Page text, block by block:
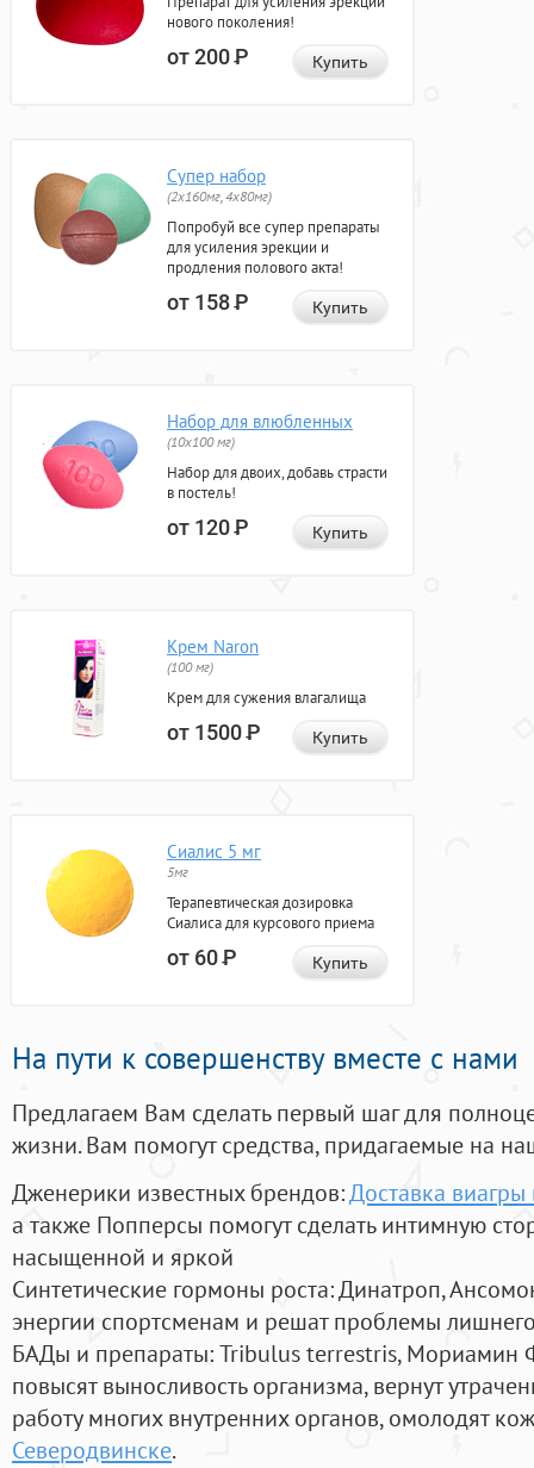
нового поколения!
от 200Р Купить
Супер набор
(2х160мг, 4х80мг)
Попробуй все супер препараты
для усиления эрекции и
продления полового акта!
от 158Р Купить
Набор для влюбленных
(10х100 мг)
Набор для двоих, добавь страсти
в постель!
от 120Р Купить
Крем Naron
(100 мг)
Крем для сужения влагалища
от 1500Р Купить
Сиалис 5 мг
5мг
Терапевтическая дозировка
Сиалиса для курсового приема
от 60Р Купить
На пути к совершенству вместе с нами
Предлагаем Вам сделать первый шаг для
жизни. Вам помогут средства, придагаемые на
Дженерики известных брендов:Доставка виагры
а также Попперсы помогут сделать интимную
насыщенной и яркой
Синтетические гормоны роста: Динатроп,
энергии спортсменам и решат проблемы
БАДы и препараты:Tribulus terrestris, Мориамин
повысят выносливость организма, вернут
работу многих внутренних органов, омолодят
Северодвинске.